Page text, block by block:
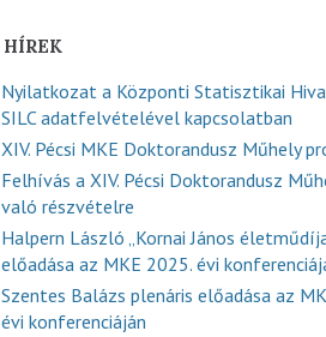
HÍREK
Nyilatkozat a Központi Statisztikai
SILC adatfelvételével kapcsolatban
XIV. Pécsi MKE Doktorandusz Műhely
Felhívás a XIV. Pécsi Doktorandusz
való részvételre
Halpern László „Kornai János
előadása az MKE 2025. évi
Szentes Balázs plenáris előadása az
évi konferenciáján